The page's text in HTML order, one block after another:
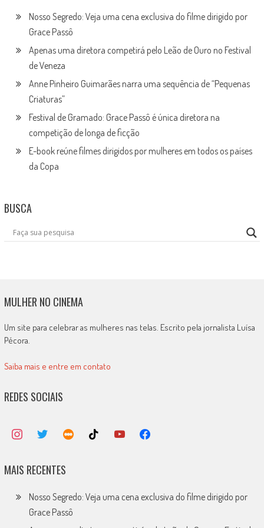
Nosso Segredo: Veja uma cena exclusiva do filme dirigido por
Grace Passô
Apenas uma diretora competirá pelo Leão de Ouro no Festival
de Veneza
Anne Pinheiro Guimarães narra uma sequência de “Pequenas
Criaturas”
Festival de Gramado: Grace Passô é única diretora na
competição de longa de ficção
E-book reúne filmes dirigidos por mulheres em todos os países
da Copa
BUSCA
MULHER NO CINEMA
Um site para celebrar as mulheres nas telas. Escrito pela jornalista Luísa
Pécora.
Saiba mais e entre em contato
REDES SOCIAIS
MAIS RECENTES
Nosso Segredo: Veja uma cena exclusiva do filme dirigido por
Grace Passô